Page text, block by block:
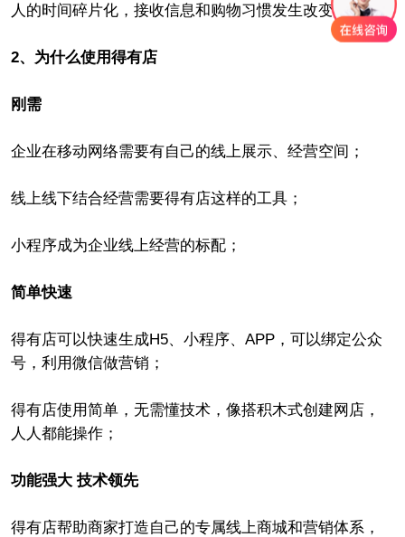
人的时间碎片化，接收信息和购物习惯发生改变
2、为什么使用得有店
刚需
企业在移动网络需要有自己的线上展示、经营空间；
线上线下结合经营需要得有店这样的工具；
小程序成为企业线上经营的标配；
简单快速
得有店可以快速生成H5、小程序、APP，可以绑定公众
号，利用微信做营销；
得有店使用简单，无需懂技术，像搭积木式创建网店，
人人都能操作；
功能强大 技术领先
得有店帮助商家打造自己的专属线上商城和营销体系，